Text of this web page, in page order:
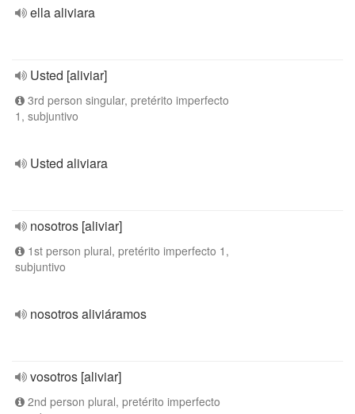
ella aliviara
Usted [aliviar]
3rd person singular, pretérito imperfecto
1, subjuntivo
Usted aliviara
nosotros [aliviar]
1st person plural, pretérito imperfecto 1,
subjuntivo
nosotros aliviáramos
vosotros [aliviar]
2nd person plural, pretérito imperfecto